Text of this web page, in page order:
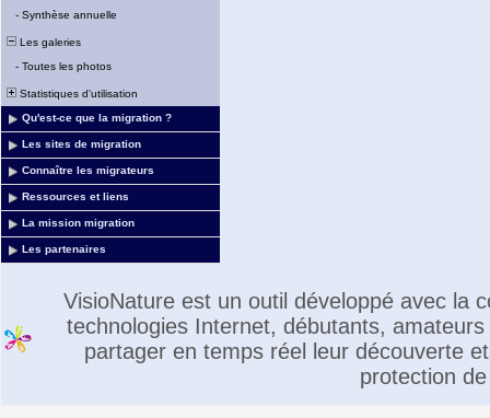
- Synthèse annuelle
Les galeries
- Toutes les photos
Statistiques d'utilisation
Qu'est-ce que la migration ?
Les sites de migration
Connaître les migrateurs
Ressources et liens
La mission migration
Les partenaires
VisioNature est un outil développé avec la
technologies Internet, débutants,
partager en temps réel leur découverte
protection